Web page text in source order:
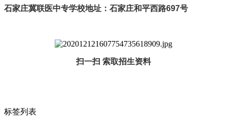
石家庄冀联医中专学校地址：石家庄和平西路697号
扫一扫 索取招生资料
标签列表